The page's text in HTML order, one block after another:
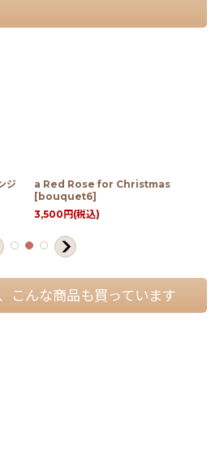
ジ
a Red Rose for Christmas
[bouquet6]
3,500円(税込)
こんな商品も買っています